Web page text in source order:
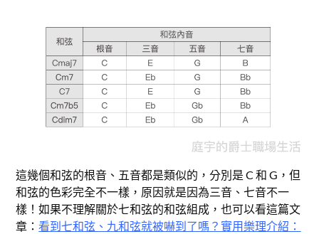
這幾個和弦的根音、五音都是類似的，分別是 C 和 G，但
和弦的色彩完全不一樣，原因就是因為三音、七音不一
樣！如果不理解關於七和弦的和弦組成，也可以看這篇文
章：看到七和弦、九和弦就被嚇到了嗎？實用樂理介紹：